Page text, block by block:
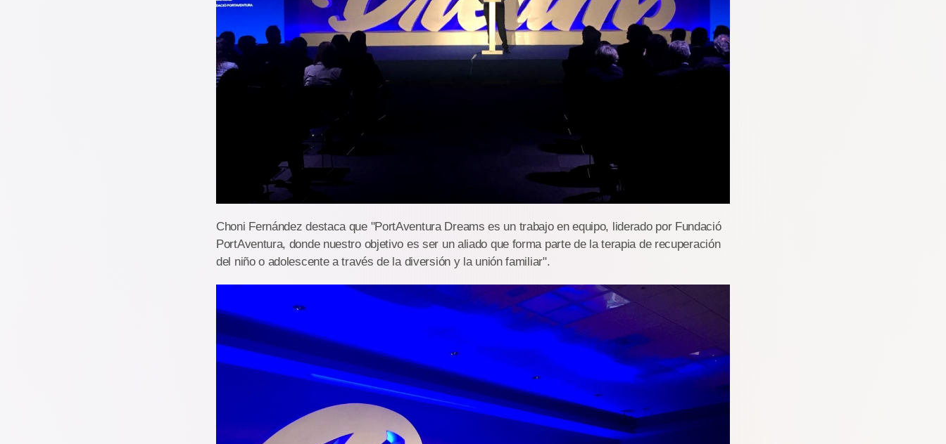
Choni Fernández destaca que "PortAventura Dreams es un trabajo en equipo, liderado por Fundació
PortAventura, donde nuestro objetivo es ser un aliado que forma parte de la terapia de recuperación
del niño o adolescente a través de la diversión y la unión familiar".